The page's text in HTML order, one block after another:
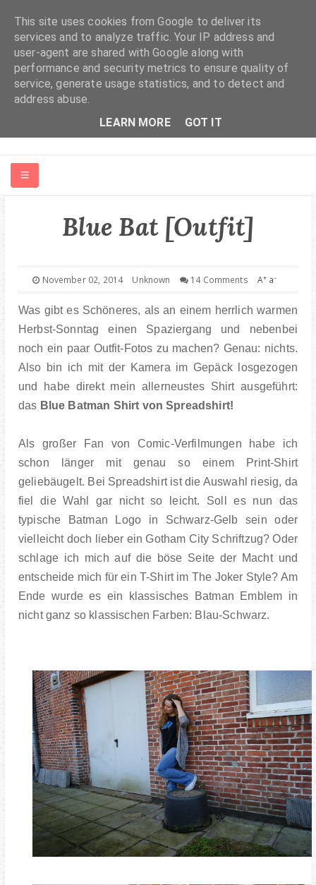
FASHION | BEAUTY
FOOD
BOOKS
TRAVEL
KIEL INSIGHTS
COOPERATION
IMPRESSUM
Blue Bat [Outfit]
November 02, 2014 Unknown 14 Comments A+ a-
Was gibt es Schöneres, als an einem herrlich warmen
Herbst-Sonntag einen Spaziergang und nebenbei
noch ein paar Outfit-Fotos zu machen? Genau: nichts.
Also bin ich mit der Kamera im Gepäck losgezogen
und habe direkt mein allerneustes Shirt ausgeführt:
das Blue Batman Shirt von Spreadshirt!
Als großer Fan von Comic-Verfilmungen habe ich
schon länger mit genau so einem Print-Shirt
geliebäugelt. Bei Spreadshirt ist die Auswahl riesig, da
fiel die Wahl gar nicht so leicht. Soll es nun das
typische Batman Logo in Schwarz-Gelb sein oder
vielleicht doch lieber ein Gotham City Schriftzug? Oder
schlage ich mich auf die böse Seite der Macht und
entscheide mich für ein T-Shirt im The Joker Style? Am
Ende wurde es ein klassisches Batman Emblem in
nicht ganz so klassischen Farben: Blau-Schwarz.
This site uses cookies from Google to deliver its
services and to analyze traffic. Your IP address and
user-agent are shared with Google along with
performance and security metrics to ensure quality of
service, generate usage statistics, and to detect and
address abuse.
LEARN MORE
GOT IT